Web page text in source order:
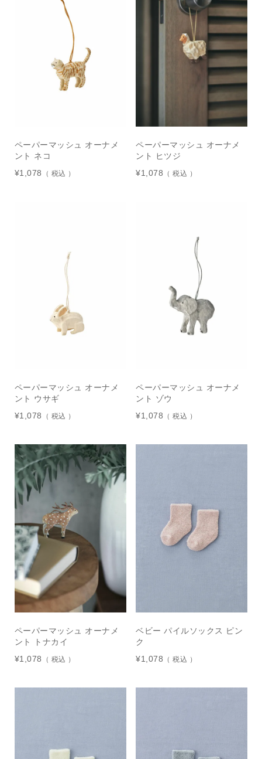
ペーパーマッシュ オーナメ
ント ネコ
¥1,078 税込
ペーパーマッシュ オーナメ
ント ヒツジ
¥1,078 税込
ペーパーマッシュ オーナメ
ント ウサギ
¥1,078 税込
ペーパーマッシュ オーナメ
ント ゾウ
¥1,078 税込
ペーパーマッシュ オーナメ
ント トナカイ
¥1,078 税込
ベビー パイルソックス ピン
ク
¥1,078 税込